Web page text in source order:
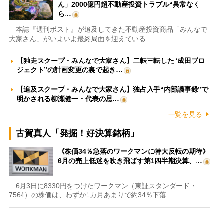
ん」2000億円超不動産投資トラブル“異常なく
ら…
本誌『週刊ポスト』が追及してきた不動産投資商品「みんなで
大家さん」がいよいよ最終局面を迎えている…
【独走スクープ・みんなで大家さん】二転三転した“成田プロ
ジェクト”の計画変更の裏で起き…
【追及スクープ・みんなで大家さん】独占入手“内部議事録”で
明かされる柳瀬健一・代表の思…
一覧を見る
古賀真人「発掘！好決算銘柄」
《株価34％急落のワークマンに特大反転の期待》
6月の売上低迷を吹き飛ばす第1四半期決算、…
6月3日に8330円をつけたワークマン（東証スタンダード・
7564）の株価は、わずか1カ月あまりで約34％下落…